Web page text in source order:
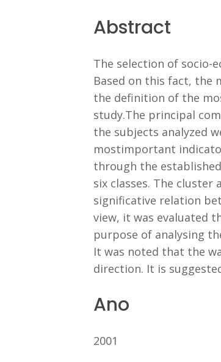
Abstract
The selection of socio-
Based on this fact, the
the definition of the
study.The principal
the subjects analyzed
mostimportant
through the
six classes. The
significative relation
view, it was evaluated
purpose of analysing
It was noted that the
direction. It is
Ano
2001